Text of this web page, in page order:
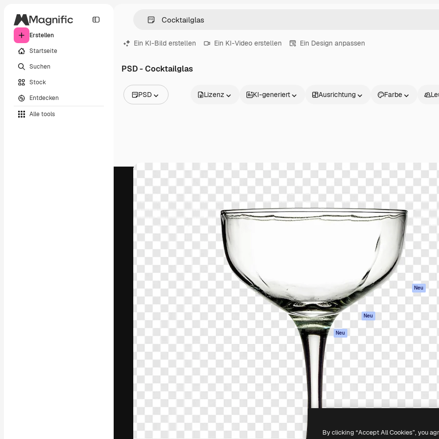
Erstellen
Startseite
Suchen
Stock
Entdecken
Alle tools
Ein KI-Bild erstellen Ein KI-Video erstellen Ein Design anpassen
PSD - Cocktailglas
PSD
Videos
Icons
3D-Modelle
Schriftarten
Lizenz KI-generiert Ausrichtung Farbe
Die kreative Plattform, um deine beste
Arbeit zu verwirklichen. Mehr als 1 Million
Abonnenten unter Kreativen, Unternehmen,
Agenturen und Studios.
Deutsch
Produkte
Stimmengenerator
Stock-Inhalte
MCP für
Claude/ChatGPT
Neu
Agenten Neu
API
Mobile App
Alle Magnific-Tools
Loslegen
Academy
Dokumentation
Support
AGB
Originale Neu
Unternehmen
Copyright © 2010-2026Freepik Company S.L.U. Alle Rechte vorbehalten
By clicking “Accept All Cookies”, you